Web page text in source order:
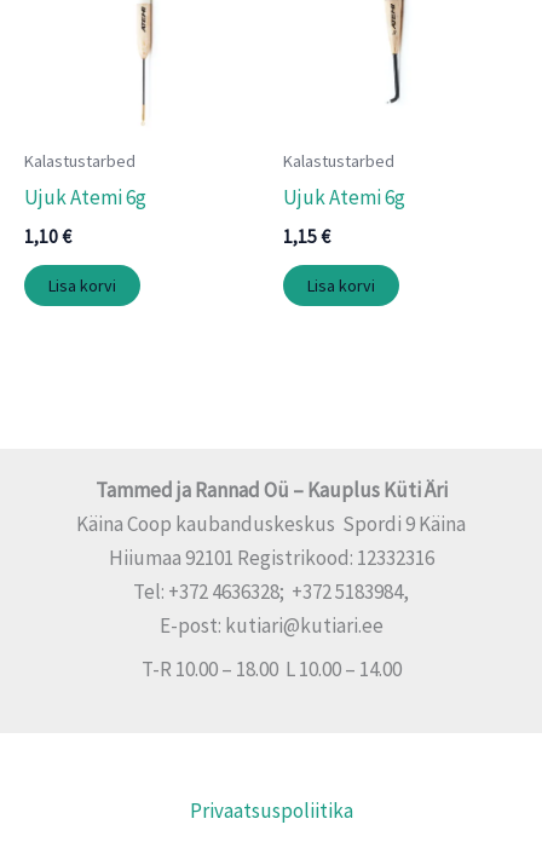
Kalastustarbed
Ujuk Atemi 6g
1,10€
Lisa korvi
Kalastustarbed
Ujuk Atemi 6g
1,15€
Lisa korvi
Tammed ja Rannad Oü – Kauplus Küti Äri
Käina Coop kaubanduskeskus Spordi 9 Käina
Hiiumaa 92101 Registrikood: 12332316
Tel: +372 4636328; +372 5183984,
E-post: kutiari@kutiari.ee
T-R 10.00 – 18.00 L 10.00 – 14.00
Privaatsuspoliitika